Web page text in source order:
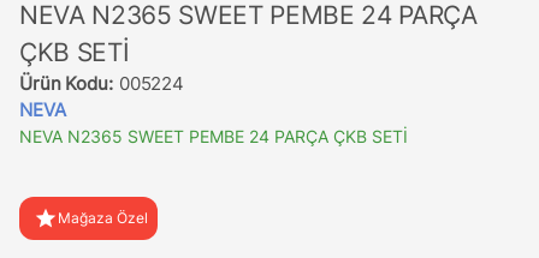
NEVA N2365 SWEET PEMBE 24 PARÇA
ÇKB SETİ
Ürün Kodu: 005224
NEVA
NEVA N2365 SWEET PEMBE 24 PARÇA ÇKB SETİ
star Mağaza Özel